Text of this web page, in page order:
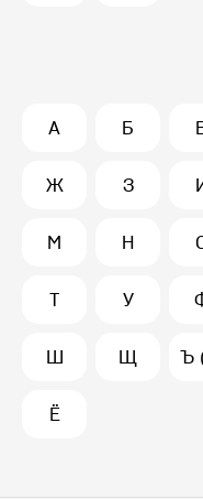
А Б
Ж З
М Н
Т У
Ш Щ Ъ
Ё